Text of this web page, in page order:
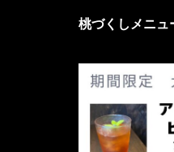
桃づくしメニュ